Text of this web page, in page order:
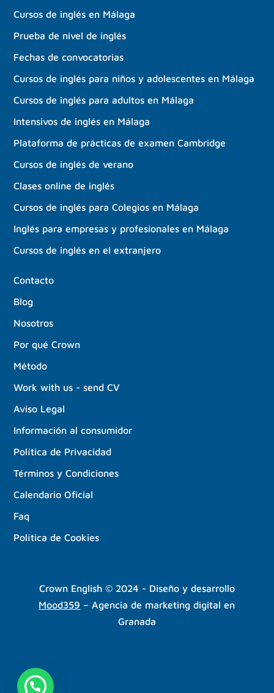
Cursos de inglés en Málaga
Prueba de nivel de inglés
Fechas de convocatorias
Cursos de inglés para niños y adolescentes en Málaga
Cursos de inglés para adultos en Málaga
Intensivos de inglés en Málaga
Plataforma de prácticas de examen Cambridge
Cursos de inglés de verano
Clases online de inglés
Cursos de inglés para Colegios en Málaga
Inglés para empresas y profesionales en Málaga
Cursos de inglés en el extranjero
Contacto
Blog
Nosotros
Por qué Crown
Método
Work with us - send CV
Aviso Legal
Información al consumidor
Política de Privacidad
Términos y Condiciones
Calendario Oficial
Faq
Política de Cookies
Crown English © 2024 - Diseño y desarrollo
Mood359 – Agencia de marketing digital en
Granada